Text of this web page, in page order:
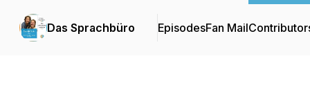
Das Sprachbüro EpisodesFan Mail